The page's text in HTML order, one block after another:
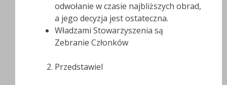
odwołanie w czasie najbliższych obrad,
a jego decyzja jest ostateczna.
Władzami Stowarzyszenia są
Zebranie Członków
Przedstawiel